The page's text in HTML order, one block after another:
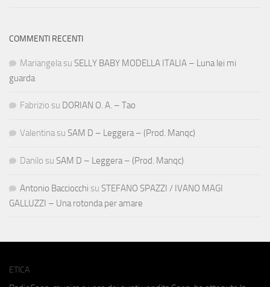
COMMENTI RECENTI
Mariangela su SELLY BABY MODELLA ITALIA – Luna lei mi
guarda
Fabrizio su DORIAN O. A. – Tao
Valentina su SAM D – Leggera – (Prod. Manqc)
Danilo su SAM D – Leggera – (Prod. Manqc)
Antonio Bacciocchi su STEFANO SPAZZI / IVANO MAGI
GALLUZZI – Una rotonda per amare
ETICA